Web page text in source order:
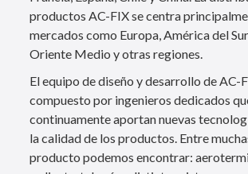
productos AC-FIX se centra
mercados como Europa, América del
Oriente Medio y otras regiones.
El equipo de diseño y desarrollo de AC-
compuesto por ingenieros dedicados
continuamente aportan nuevas
la calidad de los productos. Entre
producto podemos encontrar: